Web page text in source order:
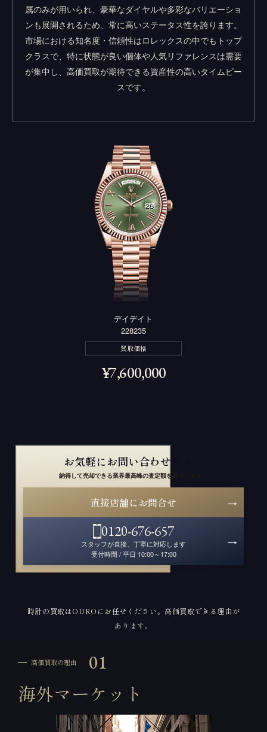
属のみが用いられ、豪華なダイヤルや多彩なバリエーショ
ンも展開されるため、常に高いステータス性を誇ります。
市場における知名度・信頼性はロレックスの中でもトップ
クラスで、特に状態が良い個体や人気リファレンスは需要
が集中し、高価買取が期待できる資産性の高いタイムピー
スです。
デイデイト
228235
買取価格
¥7,600,000
お気軽にお問い合わせ下さい
納得して売却できる業界最高峰の査定額を提示します。
直接店舗にお問合せ
0120-676-657
スタッフが直接、丁寧に対応します
受付時間 / 平日 10:00～17:00
時計の買取はOUROにお任せください。高価買取できる理由が
あります。
高価買取の理由 01
海外マーケット